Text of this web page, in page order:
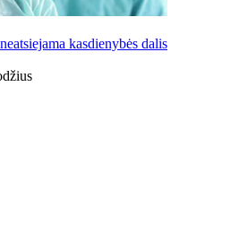
kasdienybės dalis